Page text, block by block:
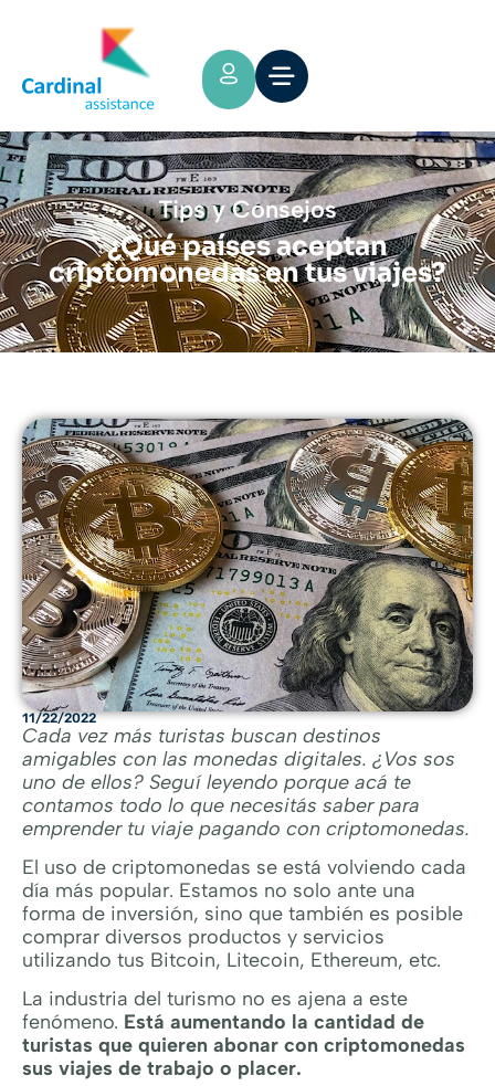
Tips y Consejos
¿Qué países aceptan
criptomonedas en tus viajes?
11/22/2022
Cada vez más turistas buscan destinos
amigables con las monedas digitales. ¿Vos sos
uno de ellos? Seguí leyendo porque acá te
contamos todo lo que necesitás saber para
emprender tu viaje pagando con criptomonedas.
El uso de criptomonedas se está volviendo cada
día más popular. Estamos no solo ante una
forma de inversión, sino que también es posible
comprar diversos productos y servicios
utilizando tus Bitcoin, Litecoin, Ethereum, etc.
La industria del turismo no es ajena a este
fenómeno. Está aumentando la cantidad de
turistas que quieren abonar con criptomonedas
sus viajes de trabajo o placer.